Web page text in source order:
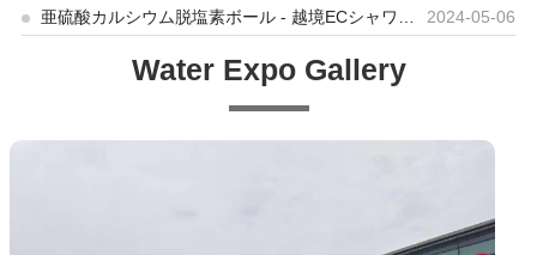
ズに基づいてカスタマイズおよび調整できます。
天然ゼオライト: 地球の地殻で自然に形成される鉱
物であるため、
く、二次汚染を引き起こす可能性があります。
水処理用の固体中和ボールの出現により、この
課題に対する洗練された効率的なソリューショ
ンが提供されます。 技術概要 水処理用固体中
和ボールは、各種無機アルカリ材料を特殊な工
亜硫酸カルシウム脱塩素ボール - 越境ECシャワー・バスフィルターの新たな選択肢。 2024-05-06
Water Expo Gallery